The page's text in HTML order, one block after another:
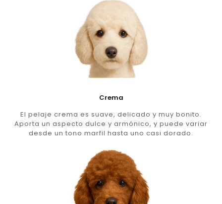
Crema
El pelaje crema es suave, delicado y muy bonito.
Aporta un aspecto dulce y armónico, y puede variar
desde un tono marfil hasta uno casi dorado.